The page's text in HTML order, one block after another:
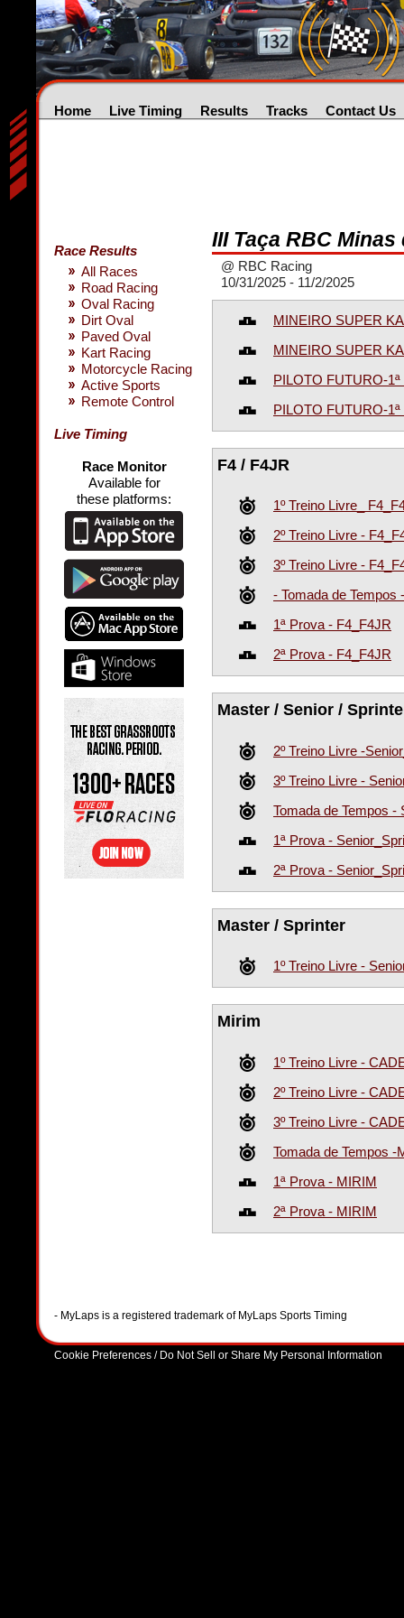
Home Live Timing Results Tracks Contact Us
Race Results
All Races
Road Racing
Oval Racing
Dirt Oval
Paved Oval
Kart Racing
Motorcycle Racing
Active Sports
Remote Control
Live Timing
Race Monitor
Available for
these platforms:
III Taça RBC
@ RBC Racing
10/31/2025 - 11/2/2025
MINEIRO SUPER
MINEIRO SUPER
PILOTO FUTURO-
PILOTO FUTURO-
F4 / F4JR
1º Treino Livre_
2º Treino Livre -
3º Treino Livre -
- Tomada de Tempos
1ª Prova - F4_F4JR
2ª Prova - F4_F4JR
Master / Senior /
2º Treino Livre -
3º Treino Livre -
Tomada de Tempos -
1ª Prova -
2ª Prova -
Master / Sprinter
1º Treino Livre -
Mirim
1º Treino Livre -
2º Treino Livre -
3º Treino Livre -
Tomada de Tempos -
1ª Prova - MIRIM
2ª Prova - MIRIM
- MyLaps is a registered trademark of MyLaps Sports Timing
Cookie Preferences / Do Not Sell or Share My Personal Information